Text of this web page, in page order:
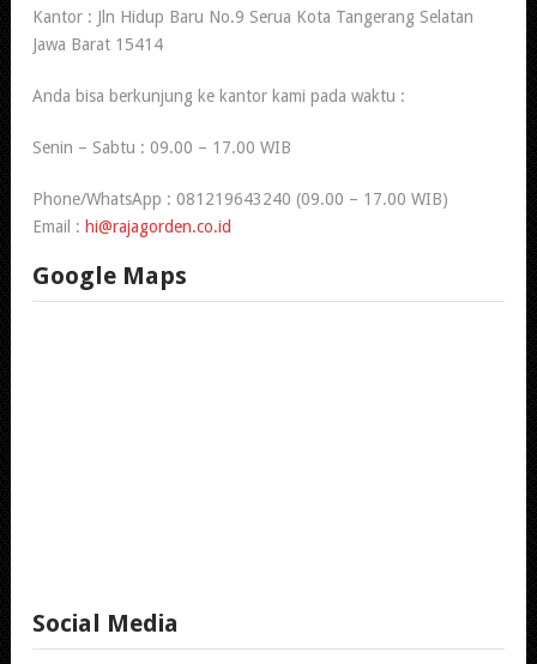
Kantor : Jln Hidup Baru No.9 Serua Kota Tangerang Selatan
Jawa Barat 15414
Anda bisa berkunjung ke kantor kami pada waktu :
Senin – Sabtu : 09.00 – 17.00 WIB
Phone/WhatsApp : 081219643240 (09.00 – 17.00 WIB)
Email : hi@rajagorden.co.id
Google Maps
Social Media